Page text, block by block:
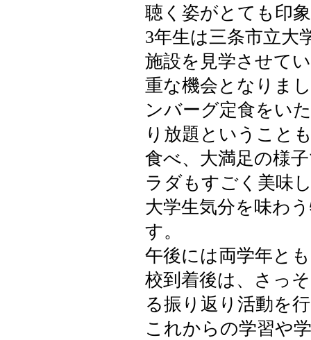
聴く姿がとても印
3年生は三条市立大
施設を見学させて
重な機会となりま
ンバーグ定食をい
り放題ということ
食べ、大満足の様
ラダもすごく美味
大学生気分を味わ
す。
午後には両学年と
校到着後は、さっ
る振り返り活動を
これからの学習や